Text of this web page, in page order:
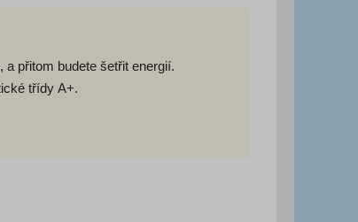
přitom budete šetřit energií.
třídy A+.